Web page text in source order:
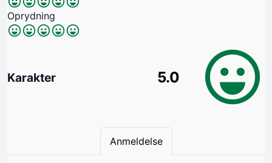
Oprydning
Karakter 5.0
Anmeldelse